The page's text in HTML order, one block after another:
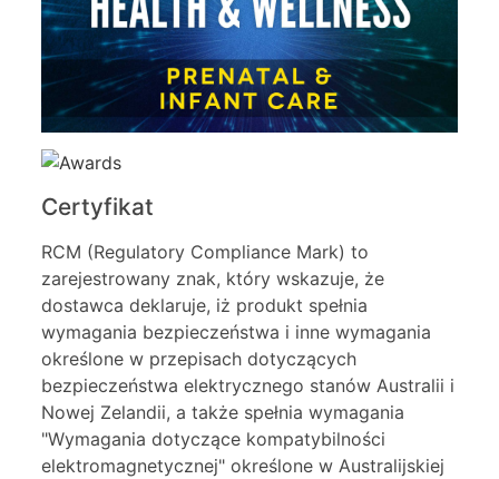
Certyfikat
RCM (Regulatory Compliance Mark) to
zarejestrowany znak, który wskazuje, że
dostawca deklaruje, iż produkt spełnia
wymagania bezpieczeństwa i inne wymagania
określone w przepisach dotyczących
bezpieczeństwa elektrycznego stanów Australii i
Nowej Zelandii, a także spełnia wymagania
"Wymagania dotyczące kompatybilności
elektromagnetycznej" określone w Australijskiej